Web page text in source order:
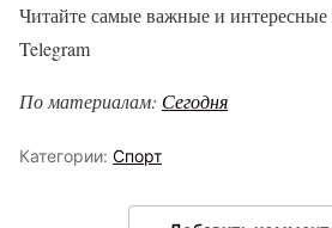
Читайте самые важные и
Telegram
По материалам: Сегодня
Категории: Спорт